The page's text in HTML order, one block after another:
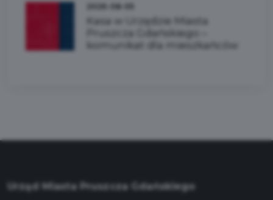
2026-08-05
Kasa w Urzędzie Miasta
Pruszcza Gdańskiego –
komunikat dla mieszkańców
Urząd Miasta Pruszcza Gdańskiego